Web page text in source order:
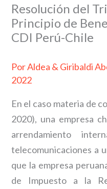
Resolución del
Principio de
CDI Perú-Chile
PorAldea & Giribaldi
2022
En el caso materia de
2020), una empresa
arrendamiento
telecomunicaciones a
que la empresa
de Impuesto a la